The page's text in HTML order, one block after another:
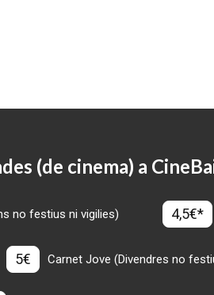
(de cinema) a
no festius ni vigilies) 4,5€*
5€ Carnet Jove (Divendres no